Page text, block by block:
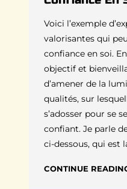
Voici l’exemple
valorisantes qui
confiance en soi.
objectif et
d’amener de la
qualités, sur
s’adosser pour se
confiant. Je parle
ci-dessous, qui est
CONTINUE